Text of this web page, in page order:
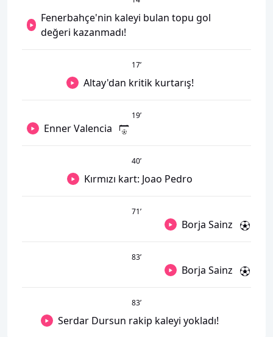
Fenerbahçe'nin kaleyi bulan topu gol
değeri kazanmadı!
17’
Altay'dan kritik kurtarış!
19’
Enner Valencia
40’
Kırmızı kart: Joao Pedro
71’
Borja Sainz
83’
Borja Sainz
83’
Serdar Dursun rakip kaleyi yokladı!